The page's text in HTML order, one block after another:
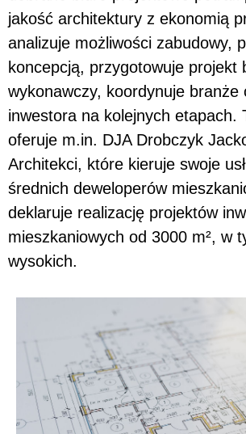
jakość architektury z ekonomią
analizuje możliwości zabudowy,
koncepcją, przygotowuje projekt
wykonawczy, koordynuje branże
inwestora na kolejnych etapach.
oferuje m.in. DJA Drobczyk
Architekci, które kieruje swoje
średnich deweloperów
deklaruje realizację projektów
mieszkaniowych od 3000 m², w
wysokich.